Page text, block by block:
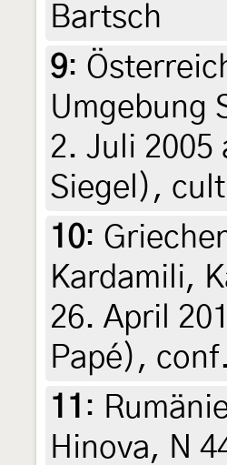
Bartsch
9:
Umgebung
2. Juli 2005
Siegel),
10:
Kardamili,
26. April
Papé),
11 :
Hinova, N